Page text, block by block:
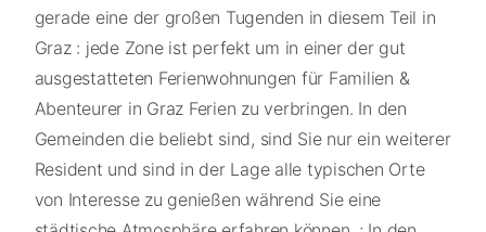
gerade eine der großen Tugenden in diesem Teil in
Graz : jede Zone ist perfekt um in einer der gut
ausgestatteten Ferienwohnungen für Familien &
Abenteurer in Graz Ferien zu verbringen. In den
Gemeinden die beliebt sind, sind Sie nur ein weiterer
Resident und sind in der Lage alle typischen Orte
von Interesse zu genießen während Sie eine